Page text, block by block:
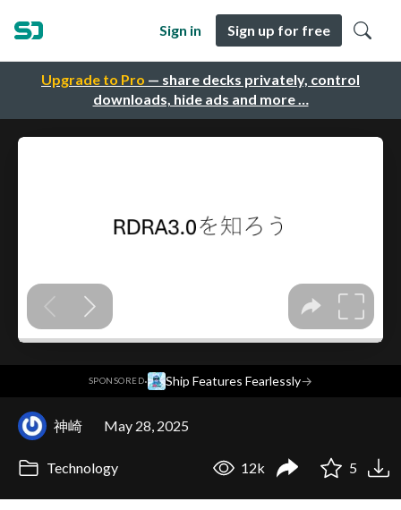
Upgrade to Pro — share decks privately, control
downloads, hide ads and more …
Sign in Sign up for free
SPONSORED· Ship Features Fearlessly→
神崎 May 28, 2025
Technology 12k 5